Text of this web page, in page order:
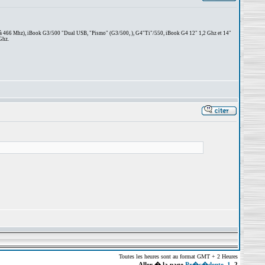
466 Mhz), iBook G3/500 "Dual USB, "Pismo" (G3/500, ), G4"Ti"/550, iBook G4 12" 1,2 Ghz et 14"
Toutes les heures sont au format GMT + 2 Heures